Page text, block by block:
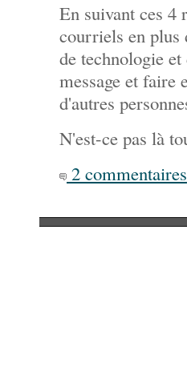
En suivant ces 4
courriels en plus
de technologie
message et faire
d'autres
N'est-ce pas là
2 commentaires